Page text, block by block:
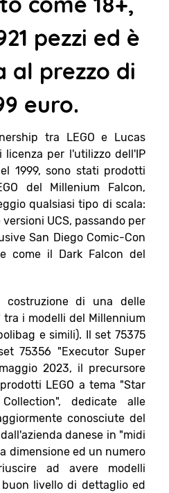
pezzi ed è
al prezzo di
euro.
tra LEGO e Lucas
per l'utilizzo dell'IP
1999, sono stati prodotti
del Millenium Falcon,
qualsiasi tipo di scala:
UCS, passando per
San Diego Comic-Con
come il Dark Falcon del
costruzione di una delle
i modelli del Millennium
e simili). Il set 75375
75356 "Executor Super
2023, il precursore
LEGO a tema "Star
dedicate alle
conosciute del
danese in "midi
dimensione ed un numero
ad avere modelli
livello di dettaglio ed